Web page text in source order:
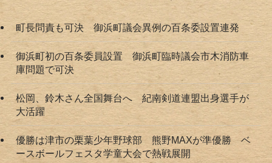
町長問責も可決 御浜町議会異例の百条委設置連発
御浜町初の百条委員設置 御浜町臨時議会市木消防車
庫問題で可決
松岡、鈴木さん全国舞台へ 紀南剣道連盟出身選手が
大活躍
優勝は津市の栗葉少年野球部 熊野MAXが準優勝 ベ
ースボールフェスタ学童大会で熱戦展開